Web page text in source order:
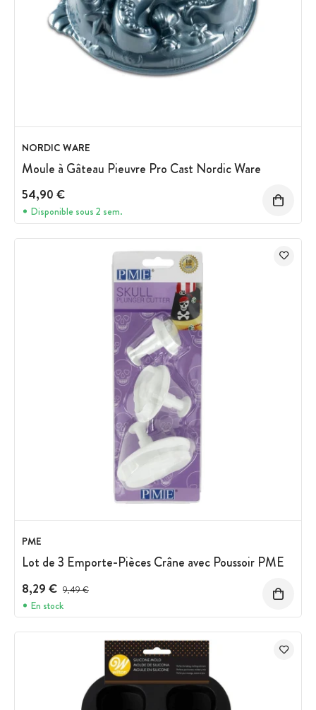
NORDIC WARE
Moule à Gâteau Pieuvre Pro Cast Nordic Ware
54,90 €
Disponible sous 2 sem.
PME
Lot de 3 Emporte-Pièces Crâne avec Poussoir PME
8,29 € Prix avant réduction :
9,49 €
En stock